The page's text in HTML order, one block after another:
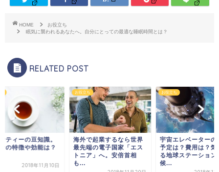
HOME
お役立ち
眠気に襲われるあなたへ。自分にとっての最適な睡眠時間とは？
RELATED POST
ティーの豆知識。
の特徴や効能は？
2018年11月10日
お役立ち
海外で起業するなら世界
最先端の電子国家「エス
トニア」へ。安倍首相
も...
お役立ち
宇宙エレベーターの
予定は？費用は？気
る地球ステーション
候...